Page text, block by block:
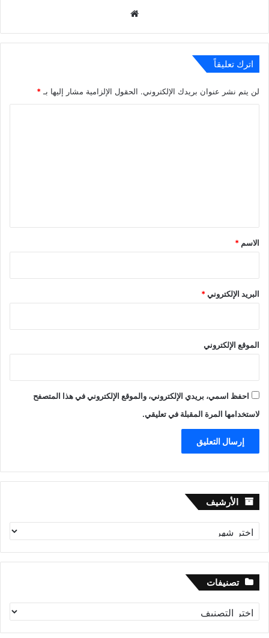
اترك تعليقاً
لن يتم نشر عنوان بريدك الإلكتروني. الحقول الإلزامية مشار إليها بـ *
*
الاسم *
البريد الإلكتروني*
الموقع الإلكتروني
احفظ اسمي، بريدي الإلكتروني، والموقع الإلكتروني في هذا المتصفح
لاستخدامها المرة المقبلة في تعليقي.
الأرشيف الأرشيف
تصنيفات
تصنيفات